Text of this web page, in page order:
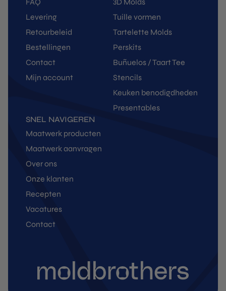
Levering
Retourbeleid
Bestellingen
Contact
Mijn account
Tuille vormen
Tartelette Molds
Perskits
Buñuelos / Taart Tee
Stencils
Keuken benodigdheden
Presentables
SNEL NAVIGEREN
Maatwerk producten
Maatwerk aanvragen
Over ons
Onze klanten
Recepten
Vacatures
Contact